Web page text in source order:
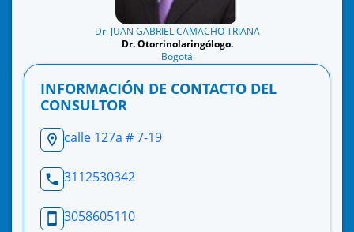
Dr. JUAN GABRIEL CAMACHO TRIANA
Dr. Otorrinolaringólogo.
Bogotá
INFORMACIÓN DE CONTACTO DEL
CONSULTOR
calle 127a # 7-19
3112530342
3058605110